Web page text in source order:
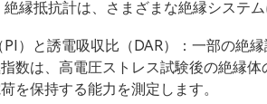
縁抵抗計は、さまざまな絶縁システ
）と誘電吸収比（DAR）：一部の絶
数は、高電圧ストレス試験後の絶縁
を保持する能力を測定します。